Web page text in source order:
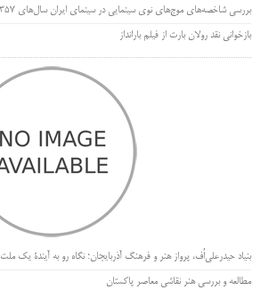
بررسی شاخصه‌های موج‌های نوی سینمایی در سینمای ایران سال‌های 1357-1343
بازخوانی نقد رولان بارت از فیلم بارانداز
بنیاد حیدرعلی‌اُف، پرواز هنر و فرهنگ آذربایجان؛ نگاه رو به آیندۀ یک ملت
مطالعه و بررسی هنر نقاشی معاصر پاکستان